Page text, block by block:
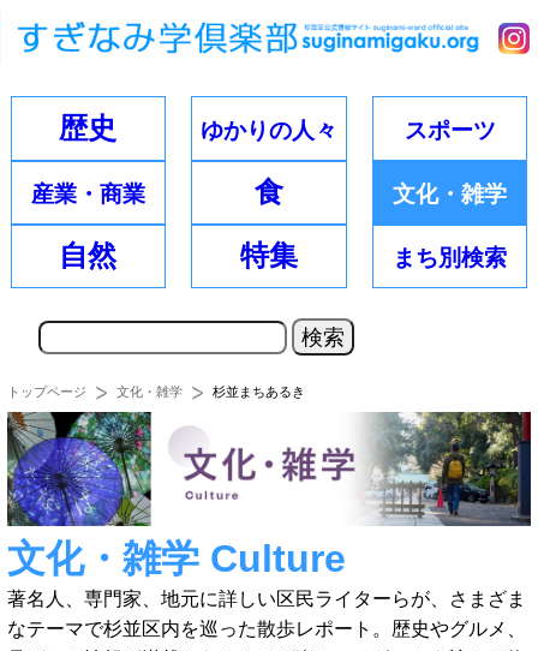
歴史 ゆかりの人々 スポーツ
産業・ 商業 食 文化・雑学
自然 特集 まち別検索
トップページ 文化・雑学 杉並まちあるき
文化・雑学 Culture
著名人、専門家、地元に詳しい区民ライターらが、さまざま
なテーマで杉並区内を巡った散歩レポート。歴史やグルメ、